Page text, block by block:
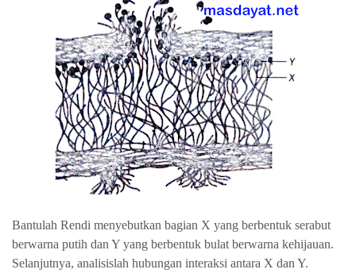
Bantulah Rendi menyebutkan bagian X yang berbentuk serabut
berwarna putih dan Y yang berbentuk bulat berwarna kehijauan.
Selanjutnya, analisislah hubungan interaksi antara X dan Y.